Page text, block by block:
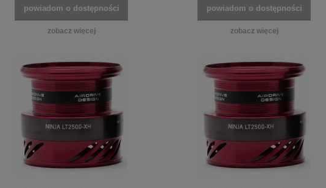
powiadom o dostępności
zobacz więcej
powiadom o dostępności
zobacz więcej